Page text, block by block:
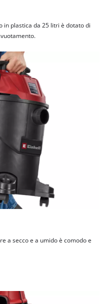
in plastica da 25 litri è dotato di
a secco e a umido è comodo e